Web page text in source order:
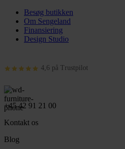
Besøg butikken
Om Sengeland
Finansiering
Design Studio
4,6 på Trustpilot
+45 42 91 21 00
Kontakt os
Blog